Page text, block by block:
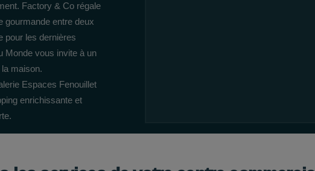
Factory & Co régale
gourmande entre deux
pour les dernières
Monde vous invite à un
maison.
Espaces Fenouillet
enrichissante et